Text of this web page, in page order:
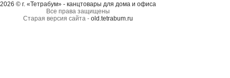
2026 © г. «Тетрабум» - канцтовары для дома и офиса
Все права защищены
Старая версия сайта - old.tetrabum.ru